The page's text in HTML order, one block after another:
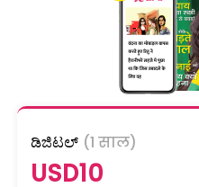
ಡಿಜಿಟಲ್ (1 साल)
USD10